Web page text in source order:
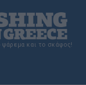
ψάρεμα και το σκάφος!